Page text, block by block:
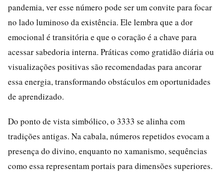
pandemia, ver esse número pode ser um convite para focar
no lado luminoso da existência. Ele lembra que a dor
emocional é transitória e que o coração é a chave para
acessar sabedoria interna. Práticas como gratidão diária ou
visualizações positivas são recomendadas para ancorar
essa energia, transformando obstáculos em oportunidades
de aprendizado.
Do ponto de vista simbólico, o 3333 se alinha com
tradições antigas. Na cabala, números repetidos evocam a
presença do divino, enquanto no xamanismo, sequências
como essa representam portais para dimensões superiores.